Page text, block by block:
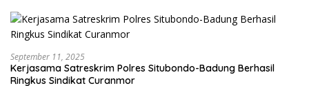
September 11, 2025
Kerjasama Satreskrim Polres Situbondo-Badung Berhasil
Ringkus Sindikat Curanmor